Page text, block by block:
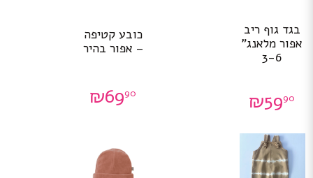
בגד גוף ריב
אפור מלאנג”
3-6
₪5990
כובע קטיפה
– אפור בהיר
₪6990